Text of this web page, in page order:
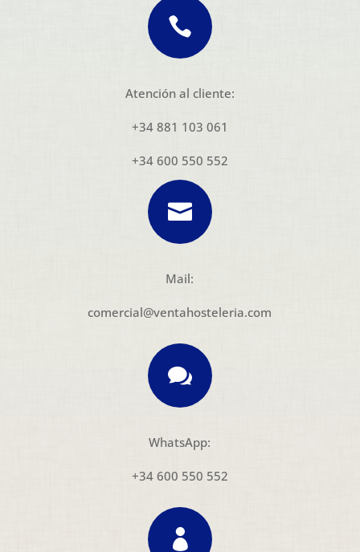

Atención al cliente:
+34 881 103 061
+34 600 550 552

Mail:
comercial@ventahosteleria.com

WhatsApp:
+34 600 550 552
